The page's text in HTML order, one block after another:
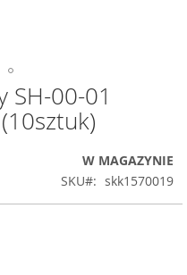
SH-00-01
W MAGAZYNIE
SKU
skk1570019